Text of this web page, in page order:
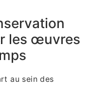
les œuvres
au sein des